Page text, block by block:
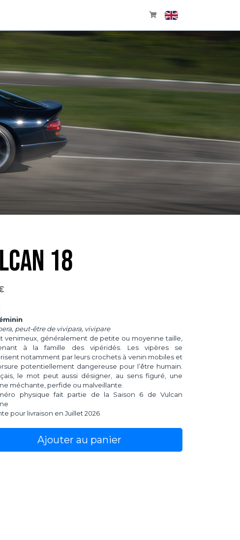
18
peut-être de vivipara, vivipare
venimeux, généralement de petite ou moyenne taille,
à la famille des vipéridés. Les vipères se
notamment par leurs crochets à venin mobiles et
potentiellement dangereuse pour l’être humain.
le mot peut aussi désigner, au sens figuré, une
méchante, perfide ou malveillante.
physique fait partie de la Saison 6 de Vulcan
pour livraison en Juillet 2026
Ajouter au panier